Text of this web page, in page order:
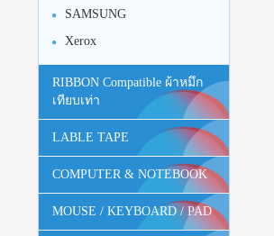
SAMSUNG
Xerox
RIBBON Compatible ผ้าหมึก
เทียบเท่า
LABLE TAPE
COMPUTER & NOTEBOOK
MOUSE / KEYBOARD / PAD